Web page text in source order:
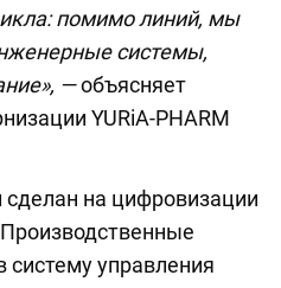
помимо линий, мы
системы,
—объясняет
YURiA-PHARM
на цифровизации
управления